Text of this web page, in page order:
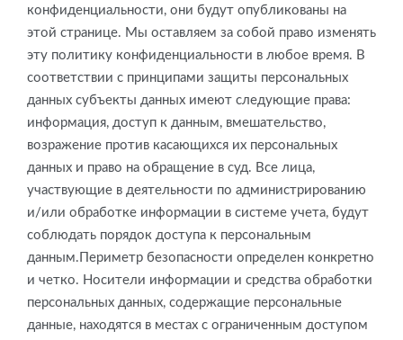
конфиденциальности, они будут опубликованы на
этой странице. Мы оставляем за собой право изменять
эту политику конфиденциальности в любое время. В
соответствии с принципами защиты персональных
данных субъекты данных имеют следующие права:
информация, доступ к данным, вмешательство,
возражение против касающихся их персональных
данных и право на обращение в суд. Все лица,
участвующие в деятельности по администрированию
и/или обработке информации в системе учета, будут
соблюдать порядок доступа к персональным
данным.Периметр безопасности определен конкретно
и четко. Носители информации и средства обработки
персональных данных, содержащие персональные
данные, находятся в местах с ограниченным доступом